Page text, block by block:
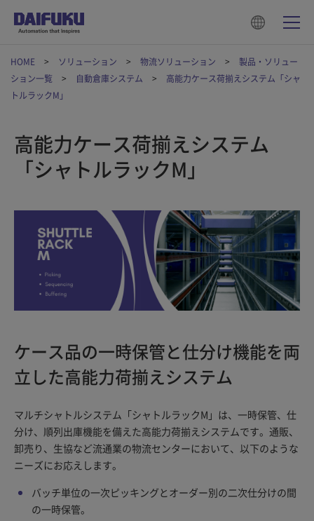
HOME ソリューション 物流ソリューション
製品・ソリュー
ション一覧
自動倉庫システム
高能力ケース荷揃えシステム「シャ
トルラックM」
高能力ケース荷揃えシステム
「シャトルラックM」
ケース品の一時保管と仕分け機能を両
立した高能力荷揃えシステム
マルチシャトルシステム「シャトルラックM」は、一時保管、仕
分け、順列出庫機能を備えた高能力荷揃えシステムです。通販、
卸売り、生協など流通業の物流センターにおいて、以下のような
ニーズにお応えします。
バッチ単位の一次ピッキングとオーダー別の二次仕分けの間
の一時保管。